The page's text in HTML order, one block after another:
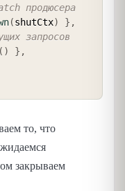
продюсера
(shutCtx) } ,
запросов
( ) } ,
то, что
закрываем